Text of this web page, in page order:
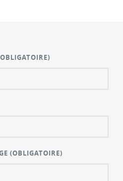
(OBLIGATOIRE)